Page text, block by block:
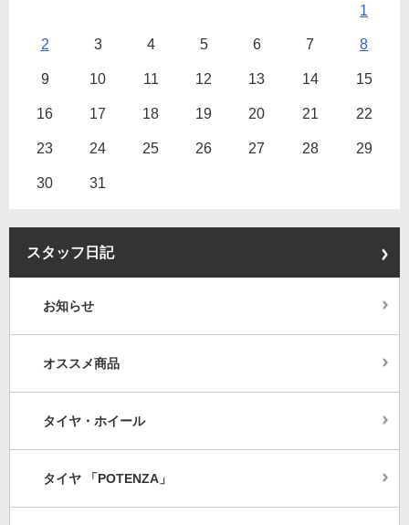
1
2 3 4 5 6 7 8
9 10 11 12 13 14 15
16 17 18 19 20 21 22
23 24 25 26 27 28 29
30 31
スタッフ日記
お知らせ
オススメ商品
タイヤ・ホイール
タイヤ 「POTENZA」